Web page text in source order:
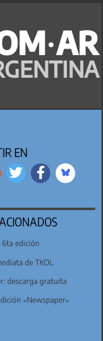
EN
6ta edición
de TKOL
descarga gratuita
«Newspaper»